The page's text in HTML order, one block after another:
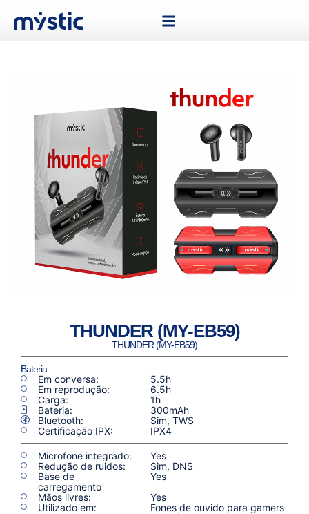
THUNDER (MY-EB59)
THUNDER (MY-EB59)
Bateria
Em conversa:
5.5h
Em reprodução:
6.5h
Carga:
1h
Bateria:
300mAh
Bluetooth:
Sim, TWS
Certificação IPX:
IPX4
Microfone integrado:
Yes
Redução de ruidos:
Sim, DNS
Base de
carregamento
Yes
Mãos livres:
Yes
Utilizado em:
Fones de ouvido para gamers